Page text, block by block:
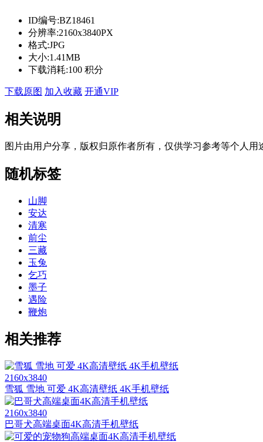
ID编号:BZ18461
分辨率:2160x3840PX
格式:JPG
大小:1.41MB
下载消耗:100 积分
下载原图 加入收藏 开通VIP
相关说明
图片由用户分享，版权归原作者所有，仅供学习参考等个人
随机标签
山脚
安达
清寒
前尘
三藏
玉兔
乞巧
墨子
遇险
鞭炮
相关推荐
2160x3840
雪狐 雪地 可爱 4K高清壁纸 4K手机壁纸
2160x3840
巴哥犬高端桌面4K高清手机壁纸